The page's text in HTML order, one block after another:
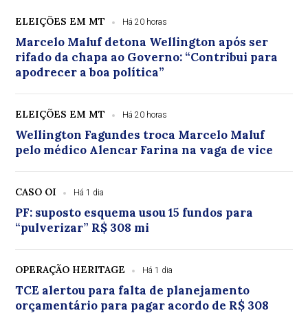
ELEIÇÕES EM MT Há 20 horas
Marcelo Maluf detona Wellington após ser
rifado da chapa ao Governo: “Contribui para
apodrecer a boa política”
ELEIÇÕES EM MT Há 20 horas
Wellington Fagundes troca Marcelo Maluf
pelo médico Alencar Farina na vaga de vice
CASO OI Há 1 dia
PF: suposto esquema usou 15 fundos para
“pulverizar” R$ 308 mi
OPERAÇÃO HERITAGE Há 1 dia
TCE alertou para falta de planejamento
orçamentário para pagar acordo de R$ 308